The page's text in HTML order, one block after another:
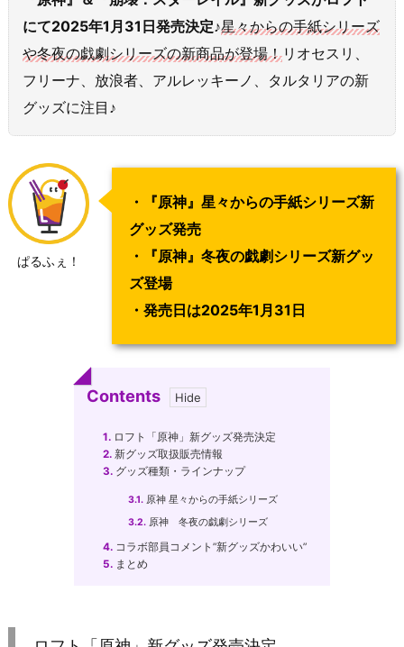
にて2025年1月31日発売決定♪星々からの手紙シリーズ
や冬夜の戯劇シリーズの新商品が登場！リオセスリ、
フリーナ、放浪者、アルレッキーノ、タルタリアの新
グッズに注目♪
ぱるふぇ！
・『原神』星々からの手紙シリーズ新
グッズ発売
・『原神』冬夜の戯劇シリーズ新グッ
ズ登場
・発売日は2025年1月31日
Contents
1. ロフト「原神」新グッズ発売決定
2. 新グッズ取扱販売情報
3. グッズ種類・ラインナップ
3.1. 原神 星々からの手紙シリーズ
3.2. 原神 冬夜の戯劇シリーズ
4. コラボ部員コメント”新グッズかわいい”
5. まとめ